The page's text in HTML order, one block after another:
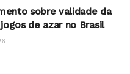
sobre validade da
de azar no Brasil